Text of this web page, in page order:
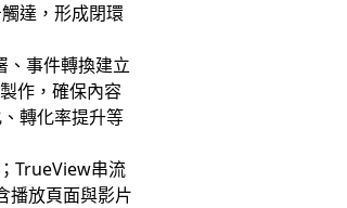
達，形成閉環
、事件轉換建立
作，確保內容
轉化率提升等
TrueView串流
播放頁面與影片